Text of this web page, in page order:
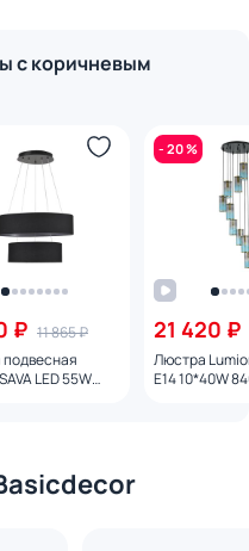
с коричневым
₽ 11 865 ₽
LED 55W
- 20 %
21 420 ₽
Люстра
E14 10*40W